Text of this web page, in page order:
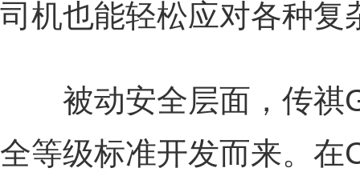
司机也能轻松应对各种复
被动安全层面，传祺
全等级标准开发而来。在